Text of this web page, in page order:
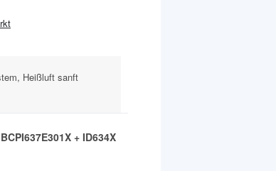
Heißluft sanft
+ ID634X